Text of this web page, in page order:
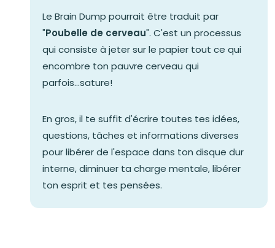
Le Brain Dump pourrait être traduit par
"Poubelle de cerveau". C'est un processus
qui consiste à jeter sur le papier tout ce qui
encombre ton pauvre cerveau qui
parfois...sature!
En gros, il te suffit d'écrire toutes tes idées,
questions, tâches et informations diverses
pour libérer de l'espace dans ton disque dur
interne, diminuer ta charge mentale, libérer
ton esprit et tes pensées.